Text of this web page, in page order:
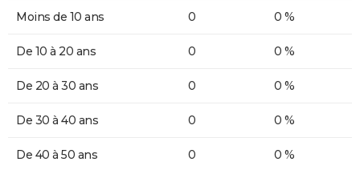
Moins de 10 ans 0 0 %
De 10 à 20 ans 0 0 %
De 20 à 30 ans 0 0 %
De 30 à 40 ans 0 0 %
De 40 à 50 ans 0 0 %